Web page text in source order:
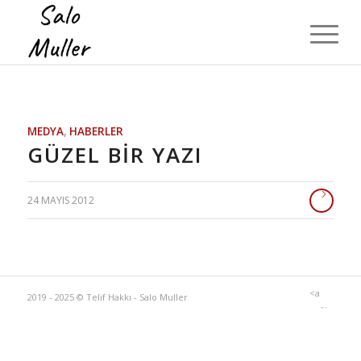
MEDYA, HABERLER
GÜZEL BIR YAZI
24 MAYIS 2012
2019 - 2025 © Telif Hakkı - Salo Muller
<a
bağlantı'>